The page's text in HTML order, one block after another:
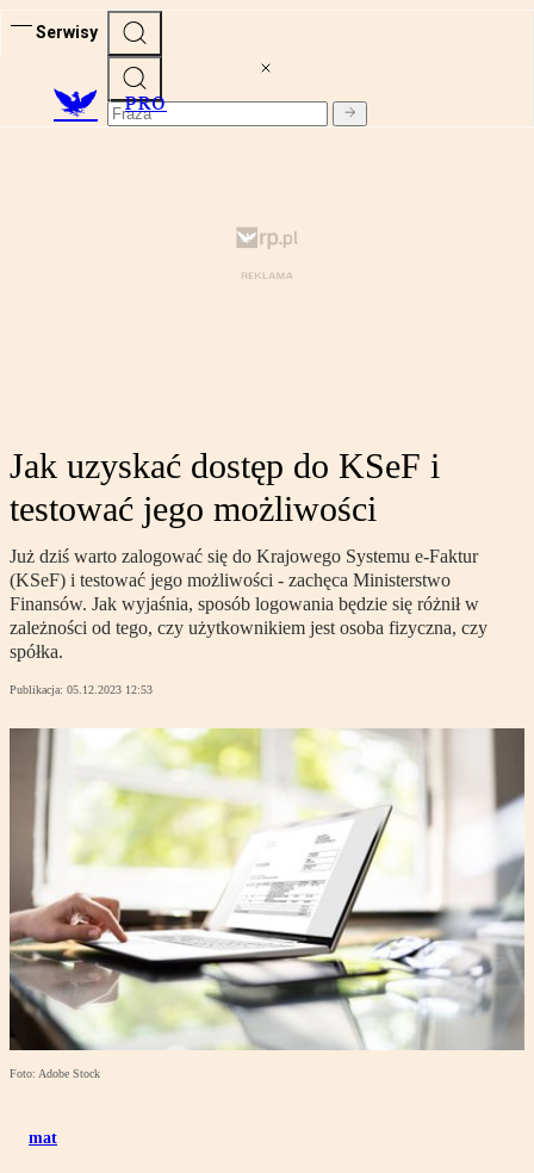
Serwisy
PRO
Jak uzyskać dostęp do KSeF i
testować jego możliwości
Już dziś warto zalogować się do Krajowego Systemu e-Faktur
(KSeF) i testować jego możliwości - zachęca Ministerstwo
Finansów. Jak wyjaśnia, sposób logowania będzie się różnił w
zależności od tego, czy użytkownikiem jest osoba fizyczna, czy
spółka.
Publikacja: 05.12.2023 12:53
Foto: Adobe Stock
mat